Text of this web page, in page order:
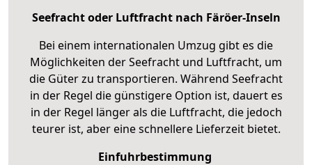
Seefracht oder Luftfracht nach Färöer-Inseln
Bei einem internationalen Umzug gibt es die
Möglichkeiten der Seefracht und Luftfracht, um
die Güter zu transportieren. Während Seefracht
in der Regel die günstigere Option ist, dauert es
in der Regel länger als die Luftfracht, die jedoch
teurer ist, aber eine schnellere Lieferzeit bietet.
Einfuhrbestimmung